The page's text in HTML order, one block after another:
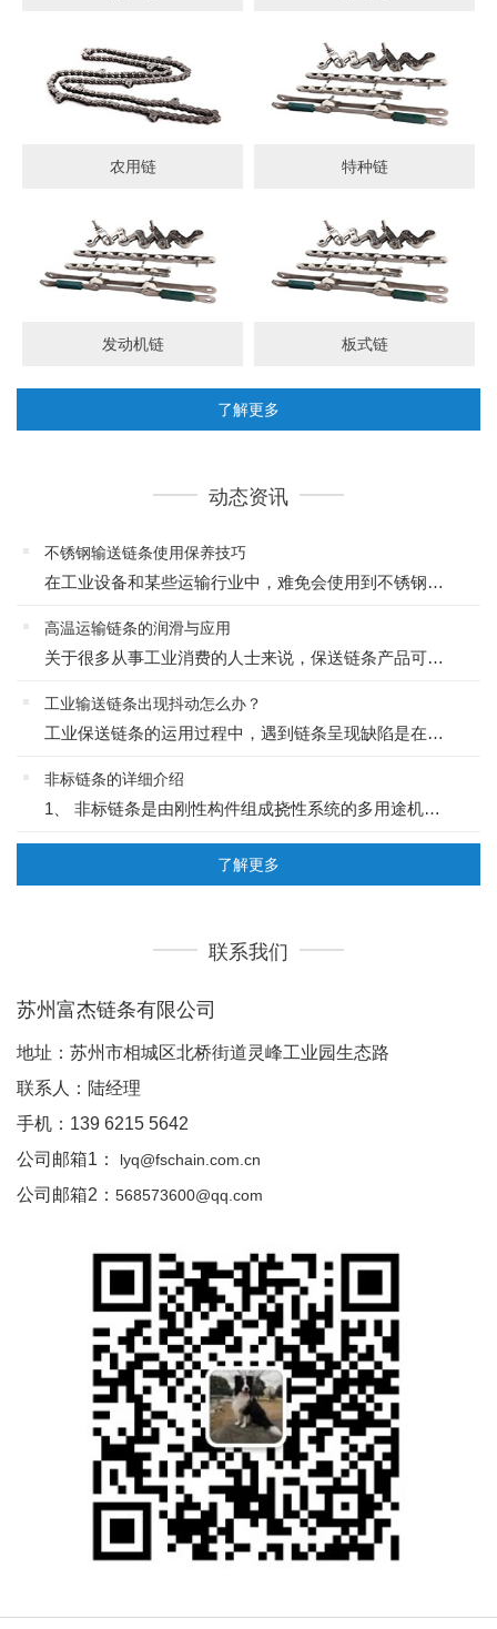
农用链 特种链
发动机链 板式链
了解更多
动态资讯
不锈钢输送链条使用保养技巧
在工业设备和某些运输行业中，难免会使用到不锈钢输送链条，链条由一个接着一个的连接环链接起来，能起到牵引、输送作用，一条性能优良、质量过关的链条对于设备的生产效率是大有帮助的，在使用时掌握保养的技巧，可...
高温运输链条的润滑与应用
关于很多从事工业消费的人士来说，保送链条产品可谓是屡见不鲜的，作为自动化消费的一个重要标志，它的作用是无可替代的。1运输链条链条是由许多链节以铰链副的方式衔接起来的挠性件。链条的构造特征赋予了既有很高...
工业输送链条出现抖动怎么办？
工业保送链条的运用过程中，遇到链条呈现缺陷是在所难免的，接下来简单为大家罗列几个关于工业保送链条常见的缺陷，如下：1链轮齿磨损假定链轮齿的两面都有明显磨损是传动对准不好。假定产生“弯沟”表示磨损过度应...
非标链条的详细介绍
1、 非标链条是由刚性构件组成挠性系统的多用途机械基础件。 非标链条包括四大系列：传动链 输送链 拉曳链 特种专业链2、一系列常为金属的链环或环形物用来障碍交通通道的链形物(如在街道中、河流或港湾入...
了解更多
联系我们
苏州富杰链条有限公司
地址： 苏州市相城区北桥街道灵峰工业园生态路
联系人： 陆经理
手机： 139 6215 5642
公司邮箱1：
lyq@fschain.com.cn
公司邮箱2： ​568573600@qq.com